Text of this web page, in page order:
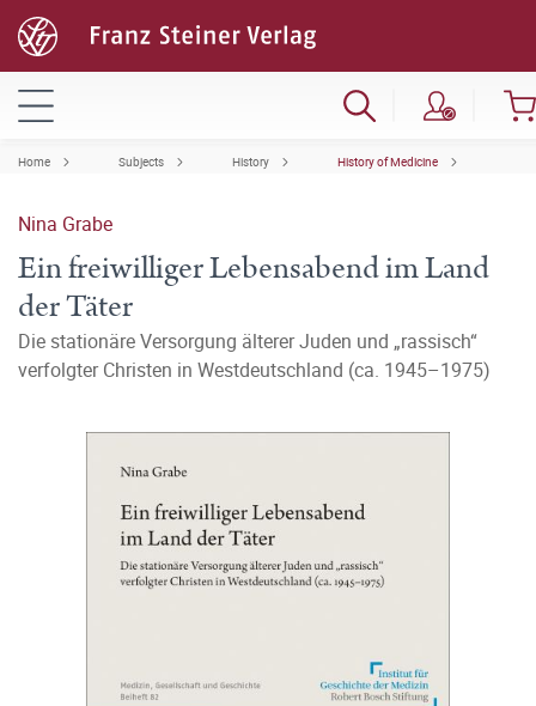
Home Subjects History History of Medicine
Nina Grabe
Ein freiwilliger Lebensabend im Land
der Täter
Die stationäre Versorgung älterer Juden und „rassisch“
verfolgter Christen in Westdeutschland (ca. 1945–1975)